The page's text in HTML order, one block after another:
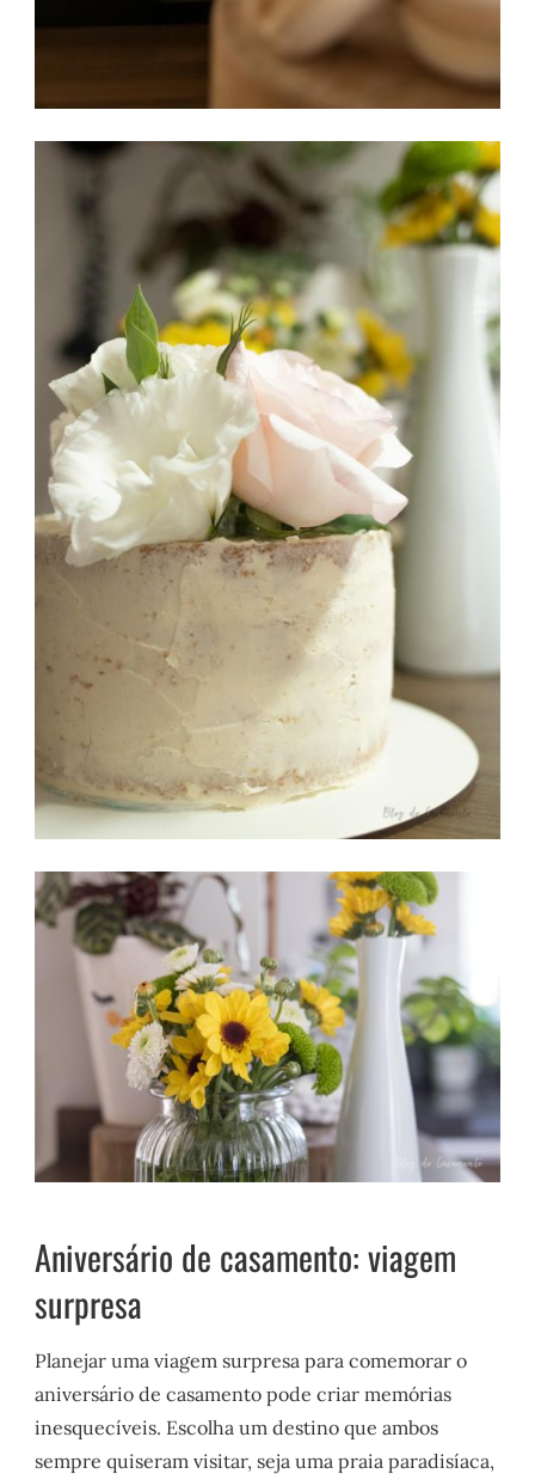
Aniversário de casamento: viagem
surpresa
Planejar uma viagem surpresa para comemorar o
aniversário de casamento pode criar memórias
inesquecíveis. Escolha um destino que ambos
sempre quiseram visitar, seja uma praia paradisíaca,